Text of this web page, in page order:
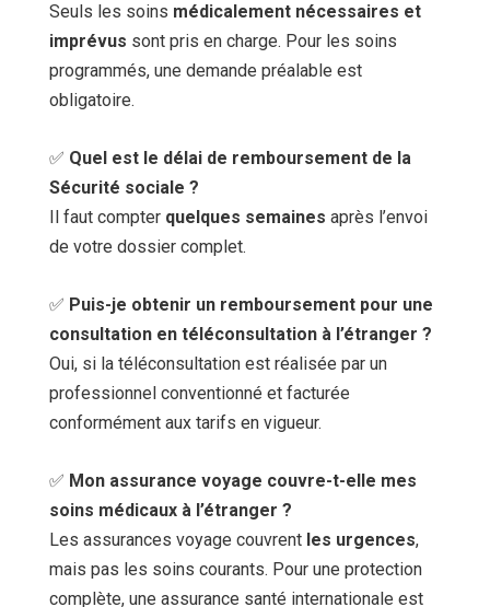
Seuls les soins médicalement nécessaires et
imprévus sont pris en charge. Pour les soins
programmés, une demande préalable est
obligatoire.
✅ Quel est le délai de remboursement de la
Sécurité sociale ?
Il faut compter quelques semaines après l’envoi
de votre dossier complet.
✅ Puis-je obtenir un remboursement pour une
consultation en téléconsultation à l’étranger ?
Oui, si la téléconsultation est réalisée par un
professionnel conventionné et facturée
conformément aux tarifs en vigueur.
✅ Mon assurance voyage couvre-t-elle mes
soins médicaux à l’étranger ?
Les assurances voyage couvrent les urgences,
mais pas les soins courants. Pour une protection
complète, une assurance santé internationale est